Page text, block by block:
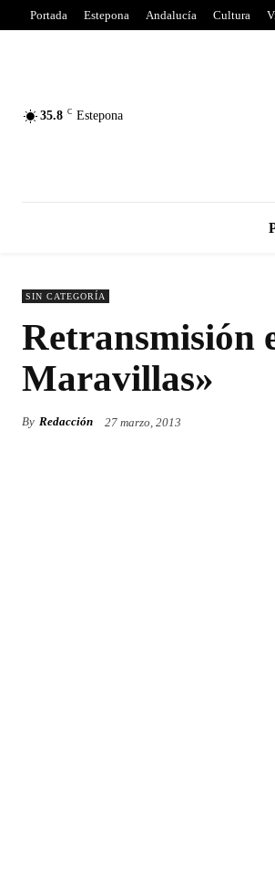
Portada Estepona Andalucía Cultura
35.8 C Estepona
SIN CATEGORÍA
Retransmisión
Maravillas»
By Redacción 27 marzo, 2013